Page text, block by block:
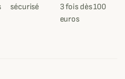
sécurisé
3 fois dès 100
euros